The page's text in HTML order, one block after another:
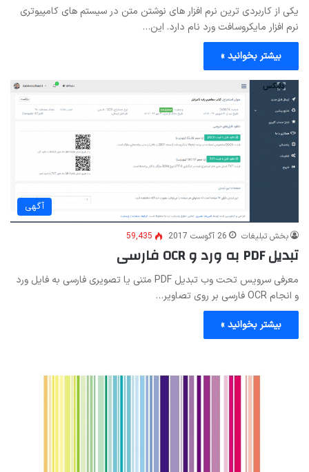
یکی از کاربردی ترین نرم افزار های نوشتن متن در سیستم های کامپیوتری
نرم افزار مایکروسافت ورد نام دارد. این…
بیشتر بخوانید »
آگهی
بخش تبلیغات 26 آگوست 2017 59,435
تبدیل PDF به ورد و OCR فارسی
معرفی سرویس تحت وب تبدیل PDF متنی یا تصویری فارسی به فایل ورد
و انجام OCR فارسی بر روی تصاویر…
بیشتر بخوانید »